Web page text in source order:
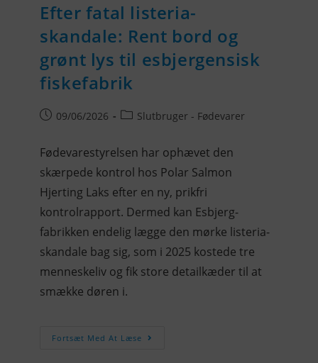
Efter fatal listeria-
skandale: Rent bord og
grønt lys til esbjergensisk
fiskefabrik
09/06/2026 Slutbruger - Fødevarer
Fødevarestyrelsen har ophævet den
skærpede kontrol hos Polar Salmon
Hjerting Laks efter en ny, prikfri
kontrolrapport. Dermed kan Esbjerg-
fabrikken endelig lægge den mørke listeria-
skandale bag sig, som i 2025 kostede tre
menneskeliv og fik store detailkæder til at
smække døren i.
Fortsæt Med At Læse